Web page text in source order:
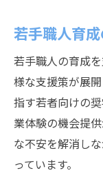
若手職人育
若手職人の育成
様な支援策が展
指す若者向けの
業体験の機会提
な不安を解消し
っています。